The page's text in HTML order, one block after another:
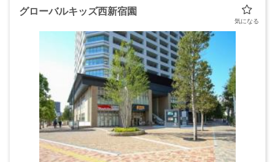
グローバルキッズ西新宿園